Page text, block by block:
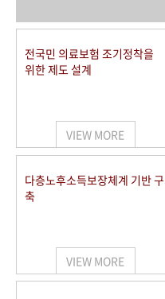
사진 아카이브 문서 기록물
50+1 주년 기념
세계와 함께 한 KIHASA
VR 역사관
전국민 의료보험 조기정착을
위한 제도 설계
VIEW MORE
다층노후소득보장체계 기반 구
축
VIEW MORE